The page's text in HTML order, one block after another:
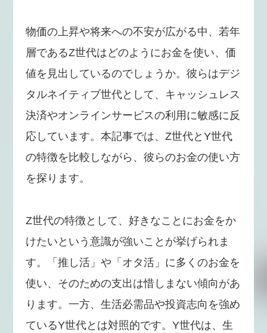
物価の上昇や将来への不安が広がる中、若年
層であるZ世代はどのようにお金を使い、価
値を見出しているのでしょうか。彼らはデジ
タルネイティブ世代として、キャッシュレス
決済やオンラインサービスの利用に敏感に反
応しています。本記事では、Z世代とY世代
の特徴を比較しながら、彼らのお金の使い方
を探ります。
Z世代の特徴として、好きなことにお金をか
けたいという意識が強いことが挙げられま
す。「推し活」や「オタ活」に多くのお金を
使い、そのための支出は惜しまない傾向があ
ります。一方、生活必需品や投資志向を強め
ているY世代とは対照的です。Y世代は、生